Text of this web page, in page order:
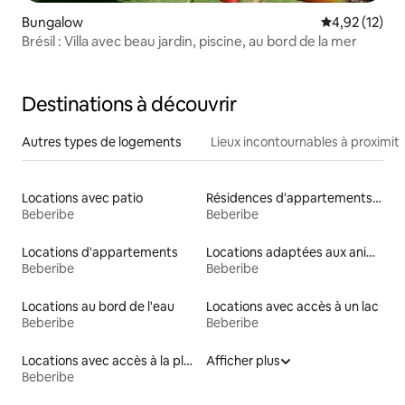
Bungalow Évaluation
4,92 (12)
Brésil : Villa avec beau jardin, piscine, au bord de la mer
Destinations à découvrir
Autres types de logements Lieux incontournables à
Locations avec patio
Beberibe
Résidences d'appartements en location
Beberibe
Locations d'appartements
Beberibe
Locations adaptées aux animaux
Beberibe
Locations au bord de l'eau
Beberibe
Locations avec accès à un lac
Beberibe
Locations avec accès à la plage
Beberibe
Afficher plus